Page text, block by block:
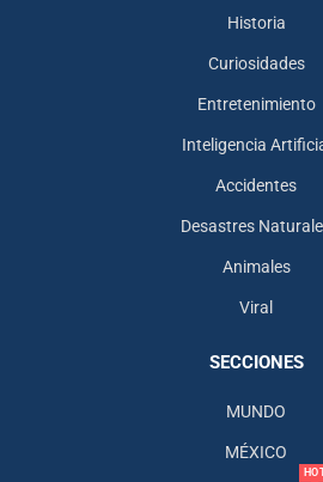
Historia
Curiosidades
Entretenimiento
Inteligencia
Accidentes
Desastres
Animales
Viral
SECCIONES
MUNDO
MÉXICO